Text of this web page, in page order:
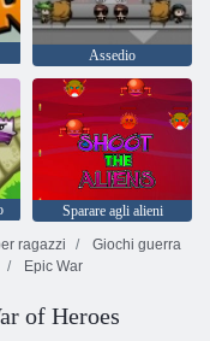
Assedio
Sparare agli alieni
ragazzi
Giochi guerra
Epic War
of Heroes